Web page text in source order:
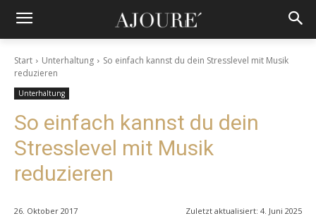
Start Unterhaltung
So einfach kannst du dein Stresslevel mit Musik
reduzieren
Unterhaltung
So einfach kannst du dein
Stresslevel mit Musik
reduzieren
26. Oktober 2017 Zuletzt aktualisiert: 4. Juni 2025